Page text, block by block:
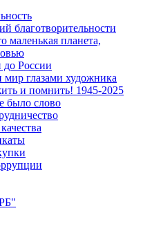
благотворительности
маленькая планета,
до России
мир глазами художника
и помнить! 1945-2025
было слово